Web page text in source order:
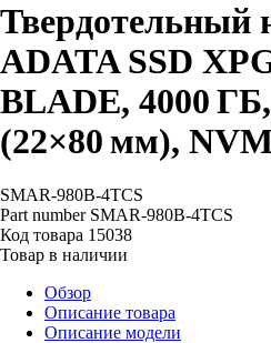
Твердотельный
ADATA SSD
BLADE, 4000
(22×80 мм),
SMAR-980B-4TCS
Part number SMAR-980B-4TCS
Код товара 15038
Товар в наличии
Обзор
Описание товара
Описание модели